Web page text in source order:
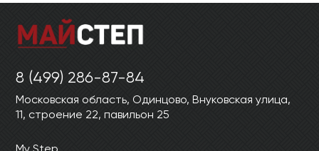
8 (499) 286-87-84
Московская область, Одинцово, Внуковская улица,
11, строение 22, павильон 25